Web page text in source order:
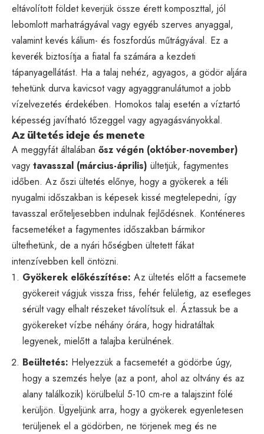
eltávolított földet keverjük össze érett komposzttal, jól
lebomlott marhatrágyával vagy egyéb szerves anyaggal,
valamint kevés kálium- és foszfordús műtrágyával. Ez a
keverék biztosítja a fiatal fa számára a kezdeti
tápanyagellátást. Ha a talaj nehéz, agyagos, a gödör aljára
tehetünk durva kavicsot vagy agyaggranulátumot a jobb
vízelvezetés érdekében. Homokos talaj esetén a víztartó
képesség javítható tőzeggel vagy agyagásványokkal.
Az ültetés ideje és menete
A meggyfát általában ősz végén (október-november)
vagy tavasszal (március-április) ültetjük, fagymentes
időben. Az őszi ültetés előnye, hogy a gyökerek a téli
nyugalmi időszakban is képesek kissé megtelepedni, így
tavasszal erőteljesebben indulnak fejlődésnek. Konténeres
facsemetéket a fagymentes időszakban bármikor
ültethetünk, de a nyári hőségben ültetett fákat
intenzívebben kell öntözni.
Gyökerek előkészítése: Az ültetés előtt a facsemete
gyökereit vágjuk vissza friss, fehér felületig, az esetleges
sérült vagy elhalt részeket távolítsuk el. Áztassuk be a
gyökereket vízbe néhány órára, hogy hidratáltak
legyenek, mielőtt a talajba kerülnének.
Beültetés: Helyezzük a facsemetét a gödörbe úgy,
hogy a szemzés helye (az a pont, ahol az oltvány és az
alany találkozik) körülbelül 5-10 cm-re a talajszint fölé
kerüljön. Ügyeljünk arra, hogy a gyökerek egyenletesen
terüljenek el a gödörben, ne törjenek meg és ne